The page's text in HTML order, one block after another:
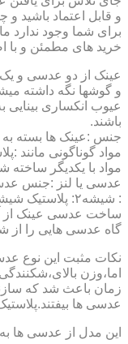
و قابل اعتماد باشید و
برای شما وجود ندارد
خرید های مطمئن و با
عینک از دو عدسی و
و گوشها نگه داشته
عیوب انکساری بینایی
باشند.
جنس :عینک ها بسته به
مواد گوناگونی مانند
مواد با یکدیگر
: شیشه۲:
ساخت عدسی عینک از
گاه عدسی هایی را از
نکات مثبت این نوع
اما،وزن
زمان باعث شد که
عدسی ها
این مدل از عدسی ها